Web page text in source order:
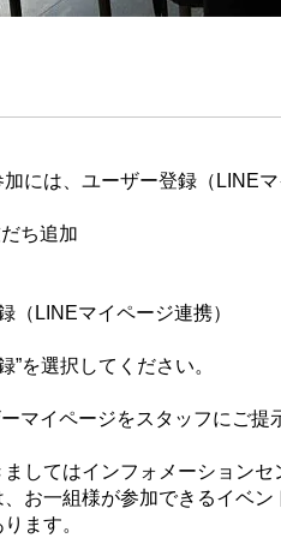
には、ユーザー登録（LINE
ち追加
（LINEマイページ連携）
を選択してください。
マイページをスタッフにご提
してはインフォメーションセ
お一組様が参加できるイベ
ます。